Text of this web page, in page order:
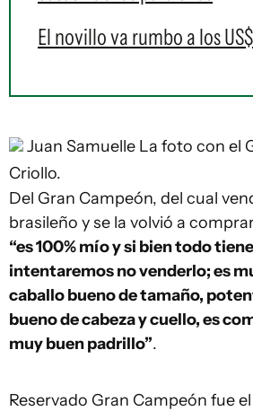
El novillo va rumbo a los
Juan Samuelle La foto con el
Criollo.
Del Gran Campeón, del cual
brasileño y se la volvió a
“es 100% mío y si bien todo
intentaremos no venderlo; es
caballo bueno de tamaño,
bueno de cabeza y cuello, es
muy buen padrillo”.
Reservado Gran Campeón fue